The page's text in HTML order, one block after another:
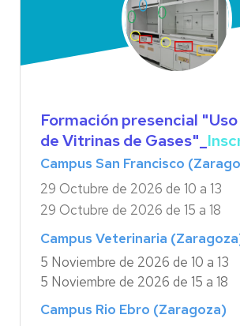
Formación presencial
de Vitrinas de Gases"
Campus San Francisco
29 Octubre de 2026 de 10 a 13
29 Octubre de 2026 de 15 a 18
Campus Veterinaria
5 Noviembre de 2026 de 10 a 13
5 Noviembre de 2026 de 15 a 18
Campus Rio Ebro (Zaragoza)